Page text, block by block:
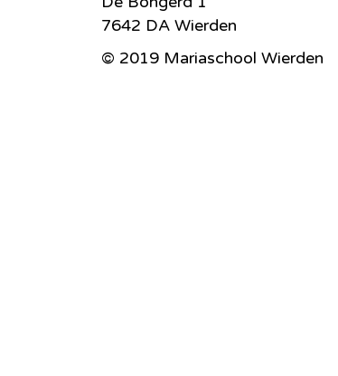
7642 DA Wierden
© 2019 Mariaschool Wierden